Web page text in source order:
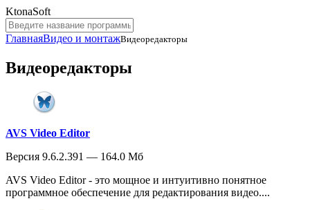
KtonaSoft
ГлавнаяВидео и монтажВидеоредакторы
Видеоредакторы
AVS Video Editor
Версия 9.6.2.391 — 164.0 Мб
AVS Video Editor - это мощное и интуитивно понятное
программное обеспечение для редактирования видео....